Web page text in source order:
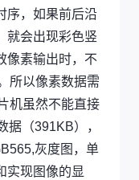
序，如果前后沿
就会出现彩色竖
像素输出时，不
所以像素数据需
机虽然不能直接
据（391KB），
灰度图，单
实现图像的显